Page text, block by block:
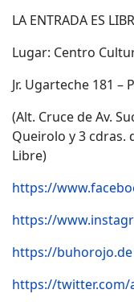
LA ENTRADA ES
Lugar: Centro
Jr. Ugarteche 181 –
(Alt. Cruce de Av.
Queirolo y 3 cdras.
Libre)
https://
https://
https://buhorojo.de
https://twitter.com/